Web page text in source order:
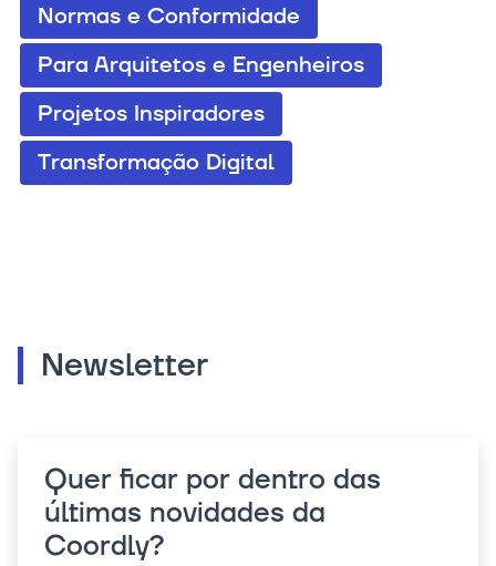
Normas e Conformidade
Para Arquitetos e Engenheiros
Projetos Inspiradores
Transformação Digital
Newsletter
Quer ficar por dentro das
últimas novidades da
Coordly?